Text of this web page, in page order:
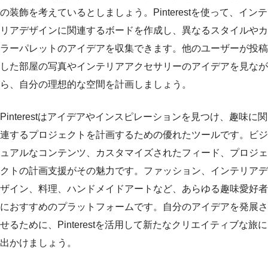
の装飾を考えているとしましょう。Pinterestを使って、インテ
リアデザインに関連するボードを作成し、異なるスタイルやカ
ラーパレットのアイデアを収集できます。他のユーザーが投稿
した部屋の写真やインテリアアクセサリーのアイデアを見なが
ら、自分の理想的な空間を計画しましょう。
Pinterestはアイデアやインスピレーションを見つけ、趣味に関
連するプロジェクトを計画するための優れたツールです。ビジ
ュアルなコンテンツ、カスタマイズされたフィード、プロジェ
クトの計画支援がその魅力です。ファッション、インテリアデ
ザイン、料理、ハンドメイドアートなど、あらゆる趣味愛好者
におすすめのプラットフォームです。自分のアイデアを発展さ
せるために、Pinterestを活用して新たなクリエイティブな旅に
出かけましょう。